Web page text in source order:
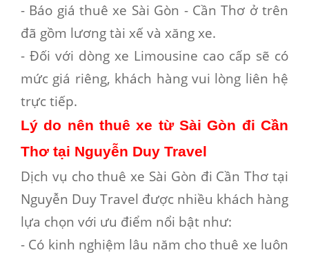
- Báo giá thuê xe Sài Gòn - Cần Thơ ở trên
đã gồm lương tài xế và xăng xe.
- Đối với dòng xe Limousine cao cấp sẽ có
mức giá riêng, khách hàng vui lòng liên hệ
trực tiếp.
Lý do nên thuê xe từ Sài Gòn đi Cần
Thơ tại Nguyễn Duy Travel
Dịch vụ cho thuê xe Sài Gòn đi Cần Thơ tại
Nguyễn Duy Travel được nhiều khách hàng
lựa chọn với ưu điểm nổi bật như:
- Có kinh nghiệm lâu năm cho thuê xe luôn